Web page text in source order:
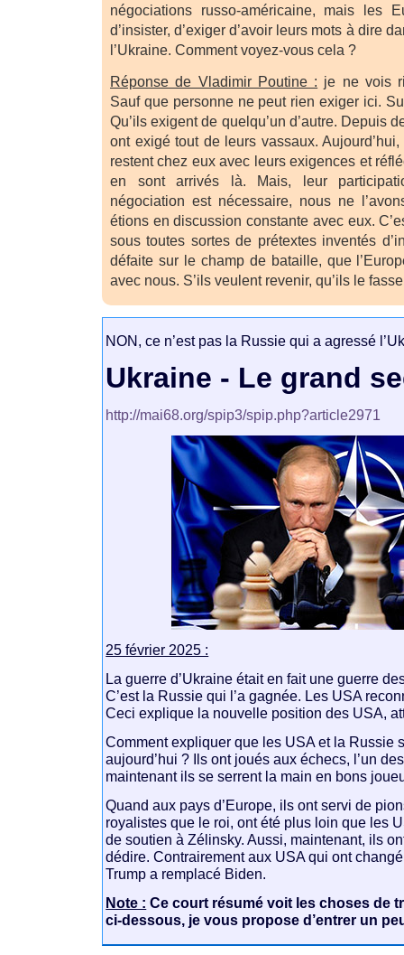
négociations russo-américaine, mais les
d’insister, d’exiger d’avoir leurs mots à dire
l’Ukraine. Comment voyez-vous cela ?
Réponse de Vladimir Poutine : je ne vois
Sauf que personne ne peut rien exiger ici.
Qu’ils exigent de quelqu’un d’autre. Depuis
ont exigé tout de leurs vassaux. Aujourd’hui,
restent chez eux avec leurs exigences et
en sont arrivés là. Mais, leur
négociation est nécessaire, nous ne
étions en discussion constante avec eux.
sous toutes sortes de prétextes inventés
défaite sur le champ de bataille, que
avec nous. S’ils veulent revenir, qu’ils le
NON, ce n’est pas la Russie qui a agressé
Ukraine - Le grand
http://mai68.org/spip3/spip.php?article2971
25 février 2025 :
La guerre d’Ukraine était en fait une guerre
C’est la Russie qui l’a gagnée. Les USA
Ceci explique la nouvelle position des USA,
Comment expliquer que les USA et la Russie
aujourd’hui ? Ils ont joués aux échecs, l’un
maintenant ils se serrent la main en bons
Quand aux pays d’Europe, ils ont servi de
royalistes que le roi, ont été plus loin que les
de soutien à Zélinsky. Aussi, maintenant, ils
dédire. Contrairement aux USA qui ont
Trump a remplacé Biden.
Note : Ce court résumé voit les choses de
ci-dessous, je vous propose d’entrer un